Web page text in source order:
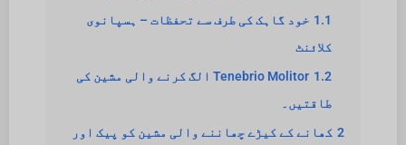
1.1 خود گاہک کی طرف سے تحفظات – ہسپانوی
کلائنٹ
1.2
Tenebrio Molitor الگ کرنے والی مشین کی
طاقتیں۔
2 کھانے کے کیڑے چھاننے والی مشین کو پیک اور